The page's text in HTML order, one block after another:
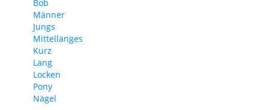
Bob
Männer
Jungs
Mittellanges
Kurz
Lang
Locken
Pony
Nägel